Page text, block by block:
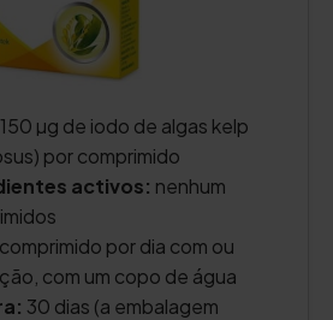
150 µg de iodo de algas kelp
por comprimido
activos: nenhum
por dia com ou
com um copo de água
30 dias (a embalagem